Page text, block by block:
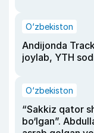
O‘zbekiston
Andijonda
joylab, YTH
O‘zbekiston
“Sakkiz qator
bo‘lgan”.